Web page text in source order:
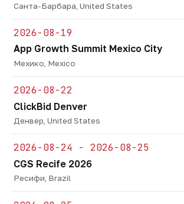
Санта-Барбара, United States
2026-08-19
App Growth Summit Mexico City
Мехико, Mexico
2026-08-22
ClickBid Denver
Денвер, United States
2026-08-24 - 2026-08-25
CGS Recife 2026
Ресифи, Brazil